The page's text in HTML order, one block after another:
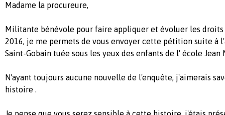
Madame la procureure,
Militante bénévole pour faire appliquer et évoluer les droits
2016, je me permets de vous envoyer cette pétition suite à
Saint-Gobain tuée sous les yeux des enfants de l' école
N'ayant toujours aucune nouvelle de l'enquête, j'aimerais
histoire .